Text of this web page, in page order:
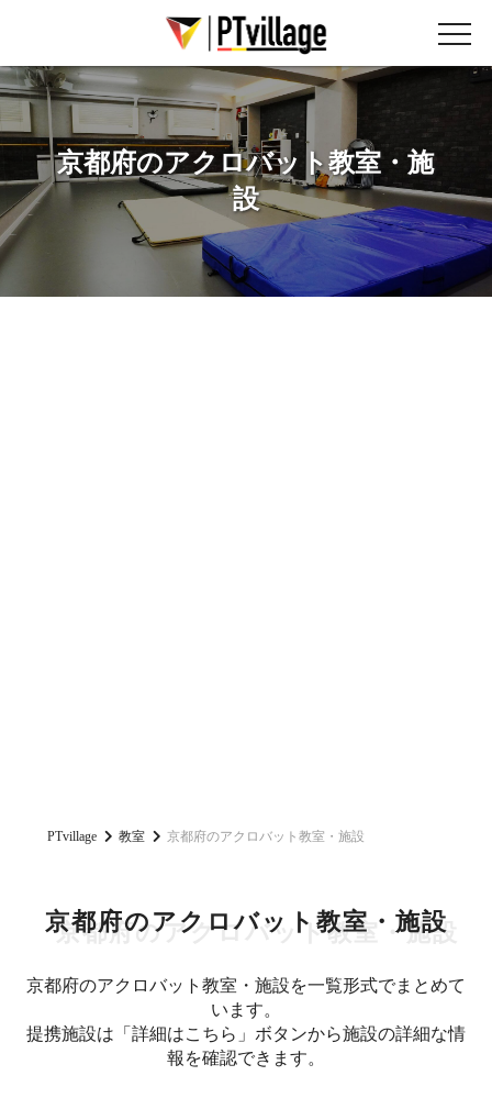
京都府のアクロバット教室・施
設
PTvillage 教室 京都府のアクロバット教室・施設
京都府のアクロバット教室・施設
京都府のアクロバット教室・施設を一覧形式でまとめて
います。
提携施設は「詳細はこちら」ボタンから施設の詳細な情
報を確認できます。